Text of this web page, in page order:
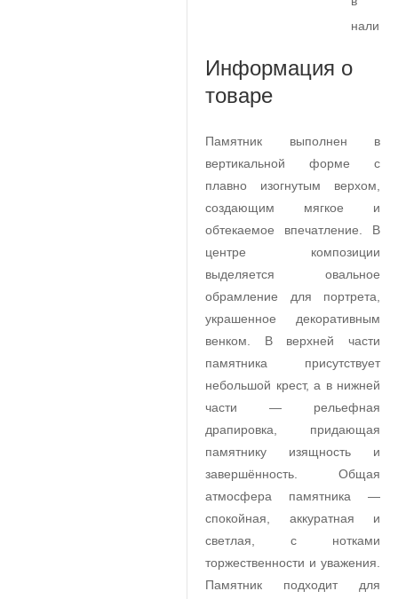
Информация о
товаре
Памятник выполнен в
вертикальной форме с
плавно изогнутым верхом,
создающим мягкое и
обтекаемое впечатление. В
центре композиции
выделяется овальное
обрамление для портрета,
украшенное декоративным
венком. В верхней части
памятника присутствует
небольшой крест, а в нижней
части — рельефная
драпировка, придающая
памятнику изящность и
завершённость. Общая
атмосфера памятника —
спокойная, аккуратная и
светлая, с нотками
торжественности и уважения.
Памятник подходит для